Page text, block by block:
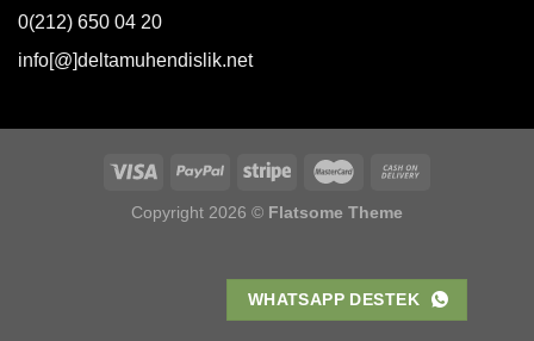
0(212) 650 04 20
info[@]deltamuhendislik.net
Copyright 2026 © Flatsome Theme
WHATSAPP DESTEK